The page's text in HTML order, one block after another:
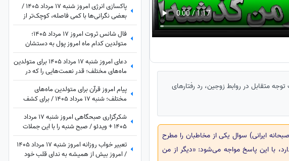
متقابل در روابط زوجین، رد رفتارهای
ایرانی) سوال یکی از مخاطبان را مطرح
با این پاسخ مواجه می‌شود: «دیگر از من
پاکسازی انرژی امروز شنبه 17 مرداد 1405 /
بعضی نگرانی‌ها با کمی فاصله، کوچک‌تر از
چیزی می‌شوند که تصور می‌کردی
فال شانس ثروت امروز 17 مرداد 1405؛
متولدین کدام ماه امروز پول به دستشان
می‌رسد؟ شاید شانس امروز با تو یار باشه😍
💲💸💰واریزی غیرمنتظره در راهه...دعای امروز شنبه 17 مرداد 1405 برای متولدین
ماه‌های مختلف؛ قدر نعمت‌هایی را که در
زندگی‌ات داری بدان؛ گاهی بزرگ‌ترین
داشته‌ها، همان چیزهایی هستند که به آن‌ها
عادت کرده‌ایم.
پیام امروز قرآن برای متولدین ماه‌های
مختلف؛ شنبه 17 مرداد 1405 / برای کشف
آرامش و خوشبختی به آغوش خدا برویم
شکرگزاری صبحگاهی امروز شنبه 17 مرداد
1405 + ویدئو / صبح شنبه را با این جملات
شکرگزاری آغاز کن؛ شاید امروز بهترین خبر در
انتظارت باشد
تعبیر خواب روزانه امروز شنبه 17 مرداد 1405
/ امروز بیش از همیشه به ندای قلب خود